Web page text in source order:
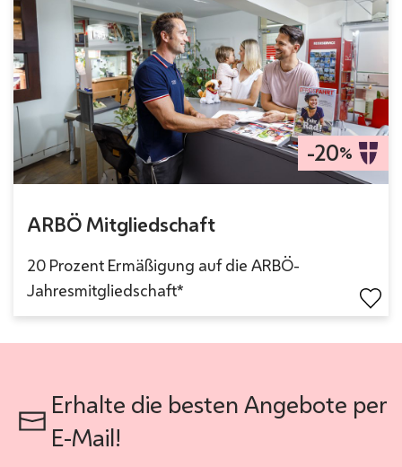
ARBÖ Mitgliedschaft
-20%
20 Prozent Ermäßigung auf die ARBÖ-
Jahresmitgliedschaft*
Erhalte die besten Angebote per
E-Mail!